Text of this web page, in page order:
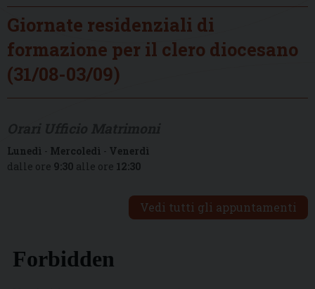
Giornate residenziali di
formazione per il clero diocesano
(31/08-03/09)
Lunedì - Mercoledì - Venerdì
dalle ore 9:30 alle ore 12:30
Vedi tutti gli appuntamenti